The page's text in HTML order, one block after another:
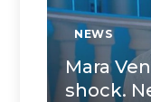
NEWS
Mara
shock.